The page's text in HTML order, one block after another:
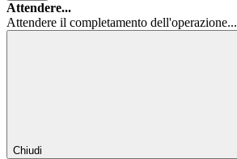
Attendere...
Attendere il completamento dell'operazione...
Chiudi